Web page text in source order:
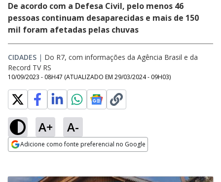
De acordo com a Defesa Civil, pelo menos 46
pessoas continuam desaparecidas e mais de 150
mil foram afetadas pelas chuvas
CIDADES | Do R7, com informações da Agência Brasil e da
Record TV RS
10/09/2023 - 08H47 (ATUALIZADO EM 29/03/2024 - 09H03)
A+ A-
Adicione como fonte preferencial no Google